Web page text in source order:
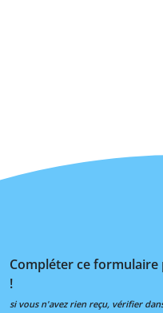
Compléter ce
!
si vous n'avez rien reçu, vérifier